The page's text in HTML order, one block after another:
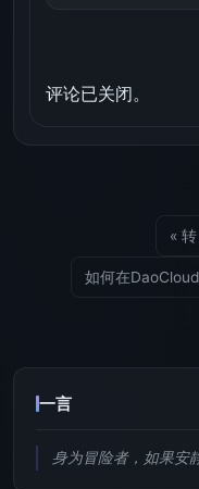
评论已关闭。
«
如何在
一言
身为冒险者，如果安